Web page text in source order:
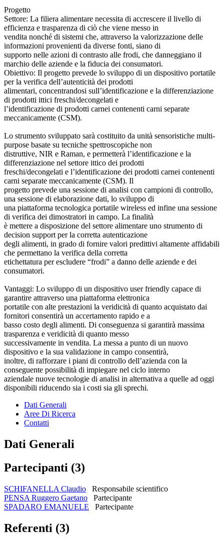
Progetto
Settore: La filiera alimentare necessita di accrescere il livello di
efficienza e trasparenza di ciò che viene messo in
vendita nonché di sistemi che, attraverso la valorizzazione delle
informazioni provenienti da diverse fonti, siano di
supporto nelle azioni di contrasto alle frodi, che danneggiano il
marchio delle aziende e la fiducia dei consumatori.
Obiettivo: Il progetto prevede lo sviluppo di un dispositivo portatile
per la verifica dell’autenticità dei prodotti
alimentari, concentrandosi sull’identificazione e la differenziazione
di prodotti ittici freschi/decongelati e
l’identificazione di prodotti carnei contenenti carni separate
meccanicamente (CSM).
Lo strumento sviluppato sarà costituito da unità sensoristiche multi-
purpose basate su tecniche spettroscopiche non
distruttive, NIR e Raman, e permetterà l’identificazione e la
differenziazione nel settore ittico dei prodotti
freschi/decongelati e l’identificazione dei prodotti carnei contenenti
carni separate meccanicamente (CSM). Il
progetto prevede una sessione di analisi con campioni di controllo,
una sessione di elaborazione dati, lo sviluppo di
una piattaforma tecnologica portatile wireless ed infine una sessione
di verifica dei dimostratori in campo. La finalità
è mettere a disposizione del settore alimentare uno strumento di
decision support per la corretta autenticazione
degli alimenti, in grado di fornire valori predittivi altamente affidabili
che permettano la verifica della corretta
etichettatura per escludere “frodi” a danno delle aziende e dei
consumatori.
Vantaggi: Lo sviluppo di un dispositivo user friendly capace di
garantire attraverso una piattaforma elettronica
portatile con alte prestazioni la veridicità di quanto acquistato dai
fornitori consentirà un accertamento rapido e a
basso costo degli alimenti. Di conseguenza si garantirà massima
trasparenza e veridicità di quanto messo
successivamente in vendita. La messa a punto di un nuovo
dispositivo e la sua validazione in campo consentirà,
inoltre, di rafforzare i piani di controllo dell’azienda con la
conseguente possibilità di impiegare nel ciclo interno
aziendale nuove tecnologie di analisi in alternativa a quelle ad oggi
disponibili riducendo sia i costi sia gli sprechi.
Dati Generali
Aree Di Ricerca
Contatti
Dati Generali
Partecipanti (3)
SCHIFANELLA Claudio
Responsabile scientifico
PENSA Ruggero Gaetano
Partecipante
SPADARO EMANUELE
Partecipante
Referenti (3)